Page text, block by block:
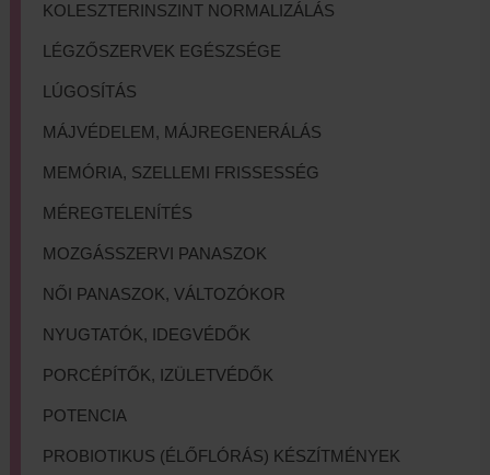
KOLESZTERINSZINT NORMALIZÁLÁS
LÉGZŐSZERVEK EGÉSZSÉGE
LÚGOSÍTÁS
MÁJVÉDELEM, MÁJREGENERÁLÁS
MEMÓRIA, SZELLEMI FRISSESSÉG
MÉREGTELENÍTÉS
MOZGÁSSZERVI PANASZOK
NŐI PANASZOK, VÁLTOZÓKOR
NYUGTATÓK, IDEGVÉDŐK
PORCÉPÍTŐK, IZÜLETVÉDŐK
POTENCIA
PROBIOTIKUS (ÉLŐFLÓRÁS) KÉSZÍTMÉNYEK